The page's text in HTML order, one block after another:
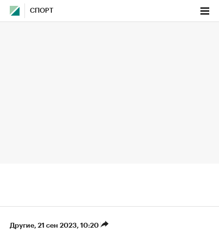
СПОРТ
Другие⁠, 21 сен 2023, 10:20